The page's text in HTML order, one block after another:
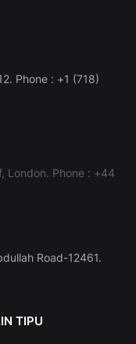
Phone : +1 (718)
London. Phone : +44
Road-12461.
TIPU